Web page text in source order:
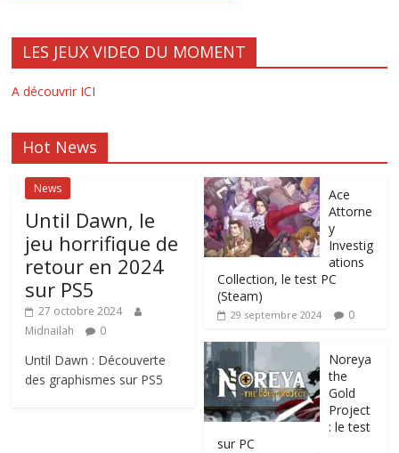
LES JEUX VIDEO DU MOMENT
A découvrir ICI
Hot News
News
Until Dawn, le
jeu horrifique de
retour en 2024
sur PS5
27 octobre 2024
Midnailah
0
Until Dawn : Découverte
des graphismes sur PS5
Ace
Attorne
y
Investig
ations
Collection, le test PC
(Steam)
29 septembre 2024 0
Noreya
the
Gold
Project
: le test
sur PC